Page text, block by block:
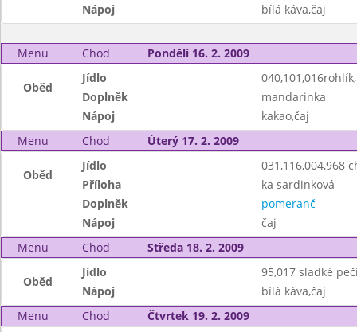
Nápoj
bílá káva,čaj
Menu Chod Pondělí 16. 2. 2009
Oběd
Jídlo
Doplněk
mandarinka
Nápoj
kakao,čaj
Menu
Chod Úterý 17. 2. 2009
Oběd
Jídlo
031,116,004,968
Příloha
ka sardinková
Doplněk
pomeranč
Nápoj
čaj
Menu
Chod Středa 18. 2. 2009
Oběd
Jídlo
95,017 sladké
Nápoj
bílá káva,čaj
Menu
Chod Čtvrtek 19. 2. 2009